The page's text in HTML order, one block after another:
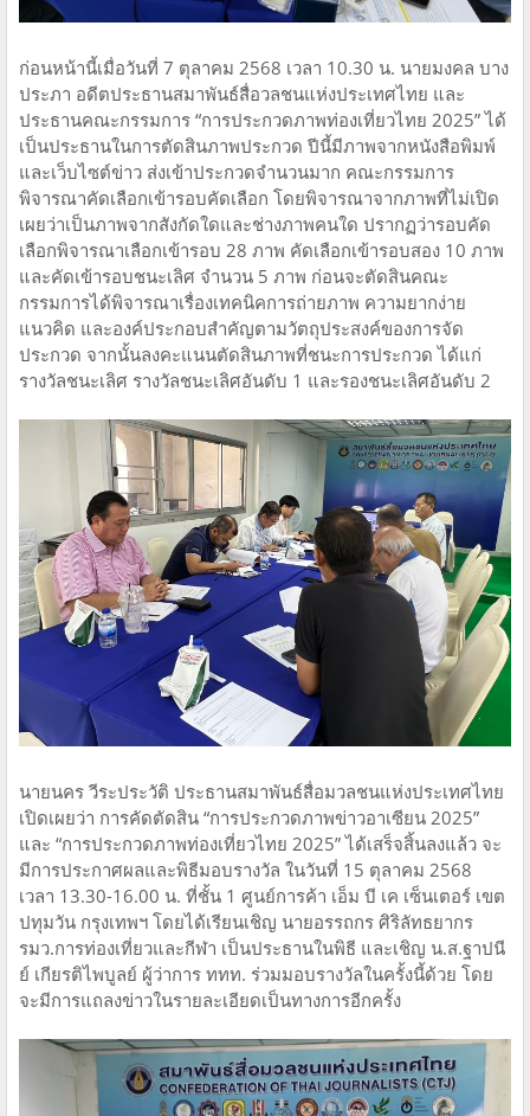
ก่อนหน้านี้เมื่อวันที่ 7 ตุลาคม 2568 เวลา 10.30 น. นายมงคล บาง
ประภา อดีตประธานสมาพันธ์สื่อวลชนแห่งประเทศไทย และ
ประธานคณะกรรมการ “การประกวดภาพท่องเที่ยวไทย 2025” ได้
เป็นประธานในการตัดสินภาพประกวด ปีนี้มีภาพจากหนังสือพิมพ์
และเว็บไซต์ข่าว ส่งเข้าประกวดจำนวนมาก คณะกรรมการ
พิจารณาคัดเลือกเข้ารอบคัดเลือก โดยพิจารณาจากภาพที่ไม่เปิด
เผยว่าเป็นภาพจากสังกัดใดและช่างภาพคนใด ปรากฏว่ารอบคัด
เลือกพิจารณาเลือกเข้ารอบ 28 ภาพ คัดเลือกเข้ารอบสอง 10 ภาพ
และคัดเข้ารอบชนะเลิศ จำนวน 5 ภาพ ก่อนจะตัดสินคณะ
กรรมการได้พิจารณาเรื่องเทคนิคการถ่ายภาพ ความยากง่าย
แนวคิด และองค์ประกอบสำคัญตามวัตถุประสงค์ของการจัด
ประกวด จากนั้นลงคะแนนตัดสินภาพที่ชนะการประกวด ได้แก่
รางวัลชนะเลิศ รางวัลชนะเลิศอันดับ 1 และรองชนะเลิศอันดับ 2
นายนคร วีระประวัติ ประธานสมาพันธ์สื่อมวลชนแห่งประเทศไทย
เปิดเผยว่า การคัดตัดสิน “การประกวดภาพข่าวอาเซียน 2025”
และ “การประกวดภาพท่องเที่ยวไทย 2025” ได้เสร็จสิ้นลงแล้ว จะ
มีการประกาศผลและพิธีมอบรางวัล ในวันที่ 15 ตุลาคม 2568
เวลา 13.30-16.00 น. ที่ชั้น 1 ศูนย์การค้า เอ็ม บี เค เซ็นเตอร์ เขต
ปทุมวัน กรุงเทพฯ โดยได้เรียนเชิญ นายอรรถกร ศิริลัทธยากร
รมว.การท่องเที่ยวและกีฬา เป็นประธานในพิธี และเชิญ น.ส.ฐาปนี
ย์ เกียรติไพบูลย์ ผู้ว่าการ ททท. ร่วมมอบรางวัลในครั้งนี้ด้วย โดย
จะมีการแถลงข่าวในรายละเอียดเป็นทางการอีกครั้ง